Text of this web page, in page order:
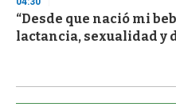
“Desde que nació mi
lactancia, sexualidad y